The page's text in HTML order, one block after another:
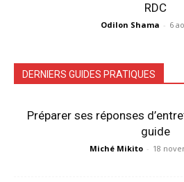
RDC
Odilon Shama - 6
DERNIERS GUIDES PRATIQUES
Préparer ses réponses
guide
Miché Mikito - 18